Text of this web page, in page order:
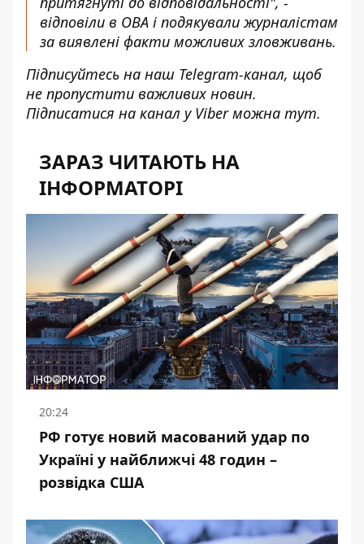
відповіли в ОВА і подякували журналістам
за виявлені факти можливих зловживань.
Підписуйтесь на наш Telegram-канал, щоб
не пропустити важливих новин.
Підписатися на канал у Viber можна тут.
ЗАРАЗ ЧИТАЮТЬ НА
ІНФОРМАТОРІ
20:24
РФ готує новий масований удар по
Україні у найближчі 48 годин –
розвідка США